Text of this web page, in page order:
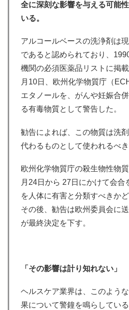
全に深刻な影響を与える可能
いる。
アルコールベースの洗浄剤は
であると認められており、
機関の必須医薬品リストに掲
月10日、欧州化学物質庁（
エタノールを、がんや妊娠合
る有毒物質として警告した。
勧告によれば、この物質は洗
代わるものとして使われるべき
欧州化学物質庁の殺生物性物
月24日から 27日にかけて会合
を人体に有害と分類すべきか
その後、勧告は欧州委員会に
が最終決定を下す。
「その影響は計り知れない」
ヘルスケア業界は、このよう
果について警鐘を鳴らしている